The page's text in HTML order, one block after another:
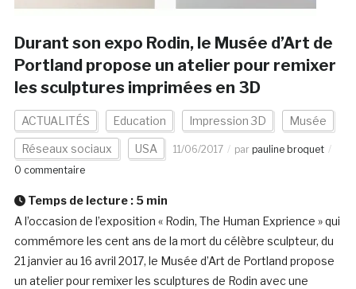
Durant son expo Rodin, le Musée d’Art de
Portland propose un atelier pour remixer
les sculptures imprimées en 3D
ACTUALITÉS Education Impression 3D Musée
Réseaux sociaux USA 11/06/2017 par pauline broquet
0 commentaire
Temps de lecture : 5 min
A l’occasion de l’exposition « Rodin, The Human Exprience » qui
commémore les cent ans de la mort du célèbre sculpteur, du
21 janvier au 16 avril 2017, le Musée d’Art de Portland propose
un atelier pour remixer les sculptures de Rodin avec une